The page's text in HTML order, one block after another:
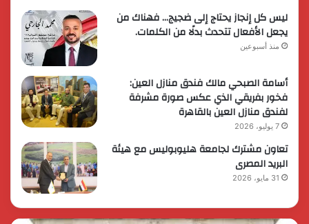
ليس كل إنجاز يحتاج إلى ضجيج… فهناك من
يجعل الأفعال تتحدث بدلًا من الكلمات.
منذ أسبوعين
أسامة الصبحي مالك فندق منازل العين:
فخور بفريقي الذي عكس صورة مشرفة
لفندق منازل العين بالقاهرة
7 يوليو، 2026
تعاون مشترك لجامعة هليوبوليس مع هيئة
البريد المصرى
31 مايو، 2026